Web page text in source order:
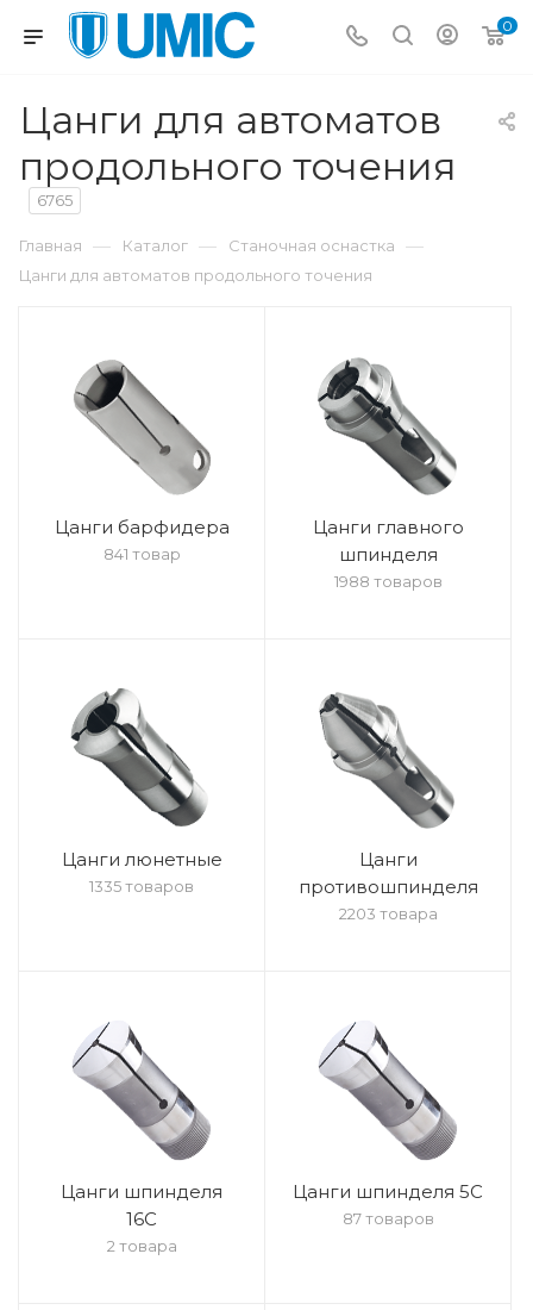
0
Цанги для автоматов
продольного точения
6765
Главная — Каталог — Станочная оснастка —
Цанги для автоматов продольного точения
Цанги барфидера
841 товар
Цанги главного
шпинделя
1988 товаров
Цанги люнетные
1335 товаров
Цанги
противошпинделя
2203 товара
Цанги шпинделя
16C
2 товара
Цанги шпинделя 5C
87 товаров